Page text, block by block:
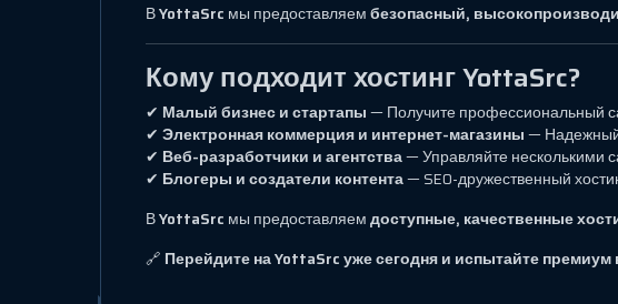
ВYottaSrc мы предоставляембезопасный,
Кому подходит хостинг YottaSrc?
✔ Малый бизнес и стартапы— Получите профессиональный
✔ Электронная коммерция и интернет-магазины— Надежный
✔ Веб-разработчики и агентства— Управляйте несколькими
✔ Блогеры и создатели контента— SEO-дружественный
ВYottaSrc мы предоставляемдоступные, качественные
🔗 Перейдите на YottaSrc уже сегодня и испытайте